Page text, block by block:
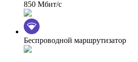
850 Мбит/с
Беспроводной маршрутизатор